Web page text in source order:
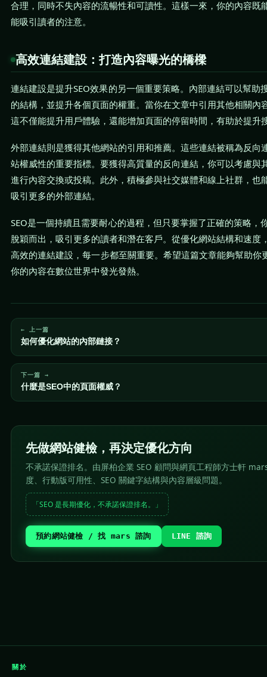
合理，同時不失內容的流暢性和可讀性。這樣一來，你的內容既
能吸引讀者的注意。
高效連結建設：打造內容曝光的橋樑
連結建設是提升SEO效果的另一個重要策略。內部連結可以幫助
的結構，並提升各個頁面的權重。當你在文章中引用其他相關內
這不僅能提升用戶體驗，還能增加頁面的停留時間，有助於提升
外部連結則是獲得其他網站的引用和推薦。這些連結被稱為反向
站權威性的重要指標。要獲得高質量的反向連結，你可以考慮與
進行內容交換或投稿。此外，積極參與社交媒體和線上社群，也
吸引更多的外部連結。
SEO是一個持續且需要耐心的過程，但只要掌握了正確的策略，
脫穎而出，吸引更多的讀者和潛在客戶。從優化網站結構和速度
高效的連結建設，每一步都至關重要。希望這篇文章能夠幫助你
你的內容在數位世界中發光發熱。
← 上一篇
如何優化網站的內部鏈接？
下一篇 →
什麼是SEO中的頁面權威？
先做網站健檢，再決定優化方向
不承諾保證排名。由屏柏企業 SEO 顧問與網頁工程師方士軒
度、行動版可用性、SEO 關鍵字結構與內容層級問題。
「SEO 是長期優化，不承諾保證排名。」
預約網站健檢 / 找 mars 諮詢 LINE 諮詢
關於